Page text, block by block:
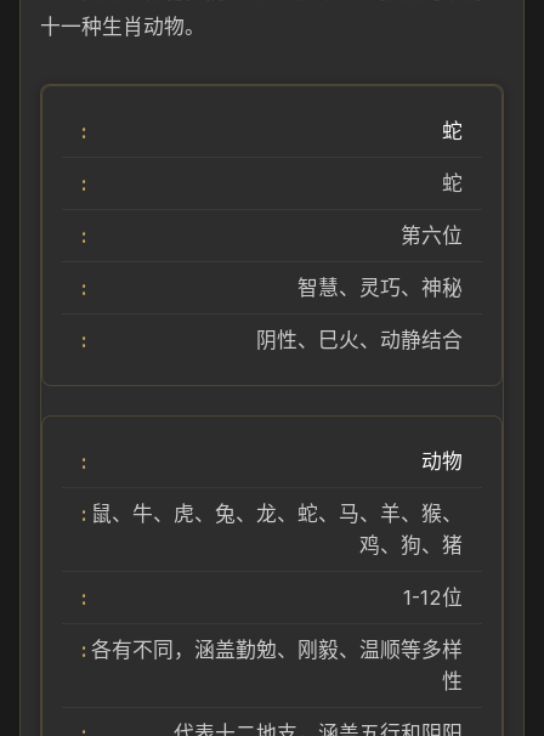
十一种生肖动物。
蛇
蛇
第六位
智慧、灵巧、神秘
阴性、巳火、动静结合
动物
鼠、牛、虎、兔、龙、蛇、马、羊、猴、
鸡、狗、猪
1-12位
各有不同，涵盖勤勉、刚毅、温顺等多样
性